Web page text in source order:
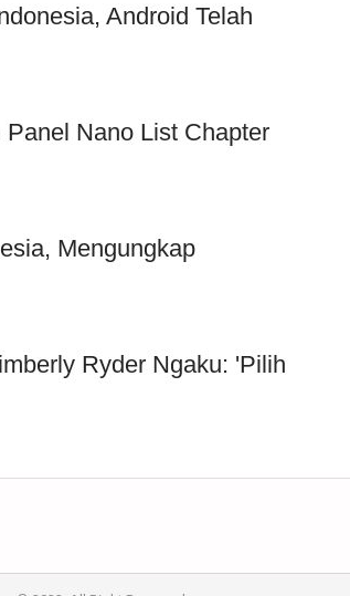
Android Telah
Nano List Chapter
Mengungkap
Ryder Ngaku: 'Pilih